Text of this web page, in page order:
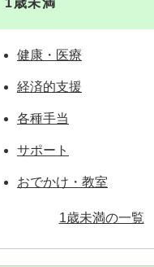
1歳未満
健康・医療
経済的支援
各種手当
サポート
おでかけ・教室
1歳未満の一覧